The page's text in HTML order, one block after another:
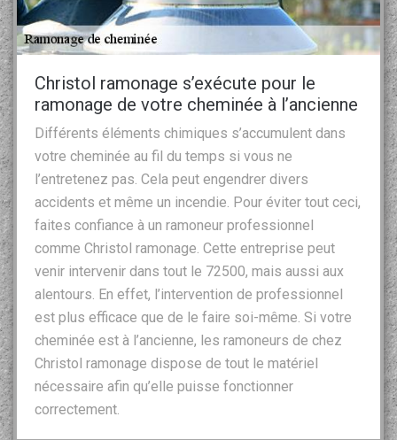
Christol ramonage s’exécute pour le
ramonage de votre cheminée à l’ancienne
Différents éléments chimiques s’accumulent dans
votre cheminée au fil du temps si vous ne
l’entretenez pas. Cela peut engendrer divers
accidents et même un incendie. Pour éviter tout ceci,
faites confiance à un ramoneur professionnel
comme Christol ramonage. Cette entreprise peut
venir intervenir dans tout le 72500, mais aussi aux
alentours. En effet, l’intervention de professionnel
est plus efficace que de le faire soi-même. Si votre
cheminée est à l’ancienne, les ramoneurs de chez
Christol ramonage dispose de tout le matériel
nécessaire afin qu’elle puisse fonctionner
correctement.